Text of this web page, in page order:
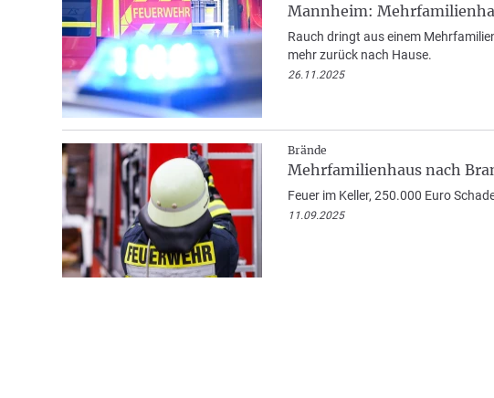
Mannheim:
Rauch dringt aus einem
mehr zurück nach Hause.
26.11.2025
Brände
Mehrfamilienhaus nach
Feuer im Keller, 250.000 Euro
11.09.2025